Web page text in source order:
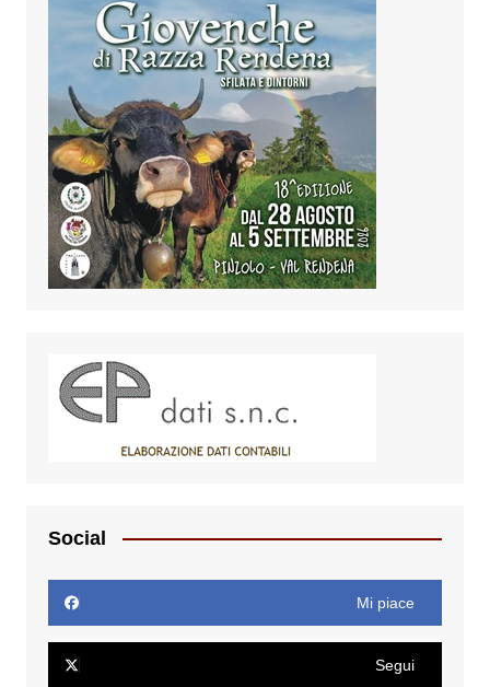
Social
Mi piace
Segui